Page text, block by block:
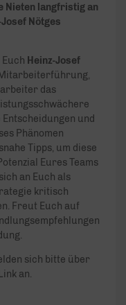
Nieten langfristig an
Nötges
Heinz-Josef
das
und
Phänomen
Tipps, um diese
Eures Teams
an Euch als
kritisch
Freut Euch auf
sich bitte über
an.